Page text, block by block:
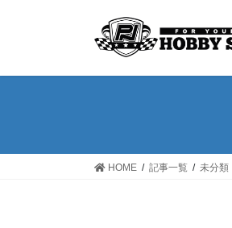
HOME 記事一覧 未分類